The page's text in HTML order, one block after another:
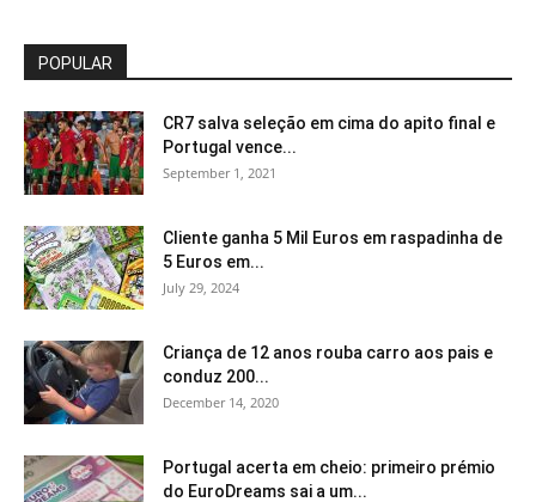
POPULAR
CR7 salva seleção em cima do apito final e
Portugal vence...
September 1, 2021
Cliente ganha 5 Mil Euros em raspadinha de
5 Euros em...
July 29, 2024
Criança de 12 anos rouba carro aos pais e
conduz 200...
December 14, 2020
Portugal acerta em cheio: primeiro prémio
do EuroDreams sai a um...